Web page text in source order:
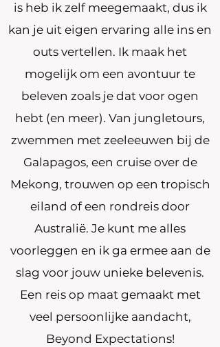
is heb ik zelf meegemaakt, dus ik
kan je uit eigen ervaring alle ins en
outs vertellen. Ik maak het
mogelijk om een avontuur te
beleven zoals je dat voor ogen
hebt (en meer). Van jungletours,
zwemmen met zeeleeuwen bij de
Galapagos, een cruise over de
Mekong, trouwen op een tropisch
eiland of een rondreis door
Australië. Je kunt me alles
voorleggen en ik ga ermee aan de
slag voor jouw unieke belevenis.
Een reis op maat gemaakt met
veel persoonlijke aandacht,
Beyond Expectations!